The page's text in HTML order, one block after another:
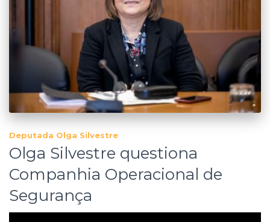
Deputada Olga Silvestre
Olga Silvestre questiona
Companhia Operacional de
Segurança